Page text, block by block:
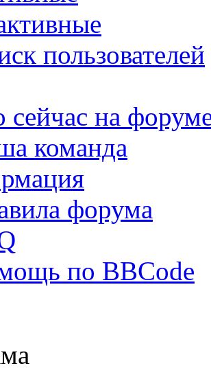
пользователей
сейчас на
команда
форума
по BBCode